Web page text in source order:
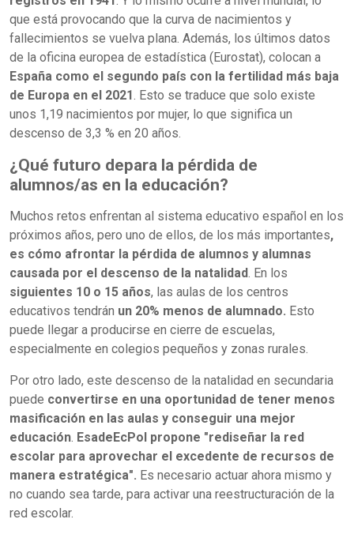
que está provocando que la curva de nacimientos y
fallecimientos se vuelva plana. Además, los últimos datos
de la oficina europea de estadística (Eurostat), colocan a
España como el segundo país con la fertilidad más baja
de Europa en el 2021. Esto se traduce que solo existe
unos 1,19 nacimientos por mujer, lo que significa un
descenso de 3,3 % en 20 años.
¿Qué futuro depara la pérdida de
alumnos/as en la educación?
Muchos retos enfrentan al sistema educativo español en los
próximos años, pero uno de ellos, de los más importantes,
es cómo afrontar la pérdida de alumnos y alumnas
causada por el descenso de la natalidad. En los
siguientes 10 o 15 años, las aulas de los centros
educativos tendrán un 20% menos de alumnado. Esto
puede llegar a producirse en cierre de escuelas,
especialmente en colegios pequeños y zonas rurales.
Por otro lado, este descenso de la natalidad en secundaria
puede convertirse en una oportunidad de tener menos
masificación en las aulas y conseguir una mejor
educación. EsadeEcPol propone "rediseñar la red
escolar para aprovechar el excedente de recursos de
manera estratégica". Es necesario actuar ahora mismo y
no cuando sea tarde, para activar una reestructuración de la
red escolar.